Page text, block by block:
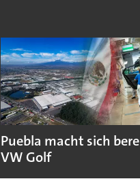
Puebla macht sich
VW Golf